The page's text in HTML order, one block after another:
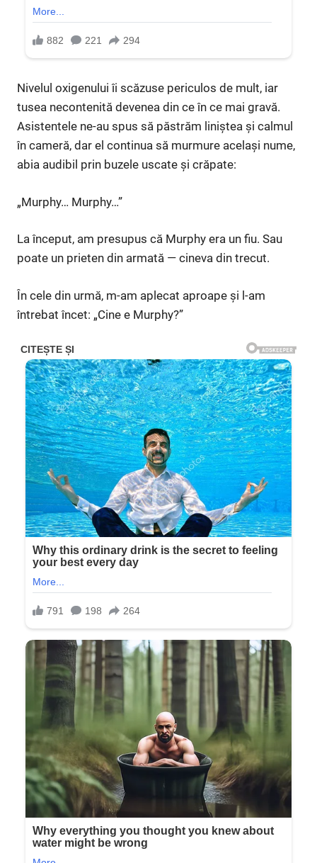
Nivelul oxigenului îi scăzuse periculos de mult, iar
tusea necontenită devenea din ce în ce mai gravă.
Asistentele ne-au spus să păstrăm liniștea și calmul
în cameră, dar el continua să murmure același nume,
abia audibil prin buzele uscate și crăpate:
„Murphy… Murphy…”
La început, am presupus că Murphy era un fiu. Sau
poate un prieten din armată — cineva din trecut.
În cele din urmă, m-am aplecat aproape și l-am
întrebat încet: „Cine e Murphy?”